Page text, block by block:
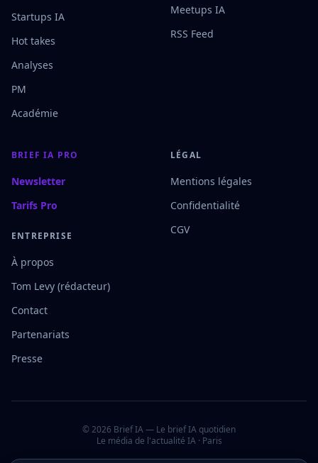
Startups IA
Hot takes
Analyses
PM
Académie
Meetups IA
RSS Feed
BRIEF IA PRO
Newsletter
Tarifs Pro
ENTREPRISE
À propos
Tom Levy (rédacteur)
Contact
Partenariats
Presse
LÉGAL
Mentions légales
Confidentialité
CGV
©2026 Brief IA — Le brief IA quotidien
Le média de l'actualité IA · Paris